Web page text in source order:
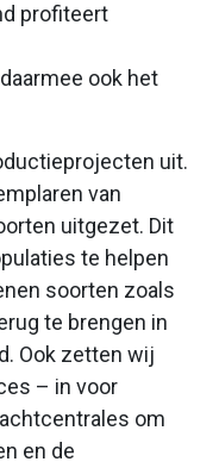
profiteert
ook het
uit.
van
uitgezet. Dit
te helpen
soorten zoals
te brengen in
Ook zetten wij
– in voor
om
en de